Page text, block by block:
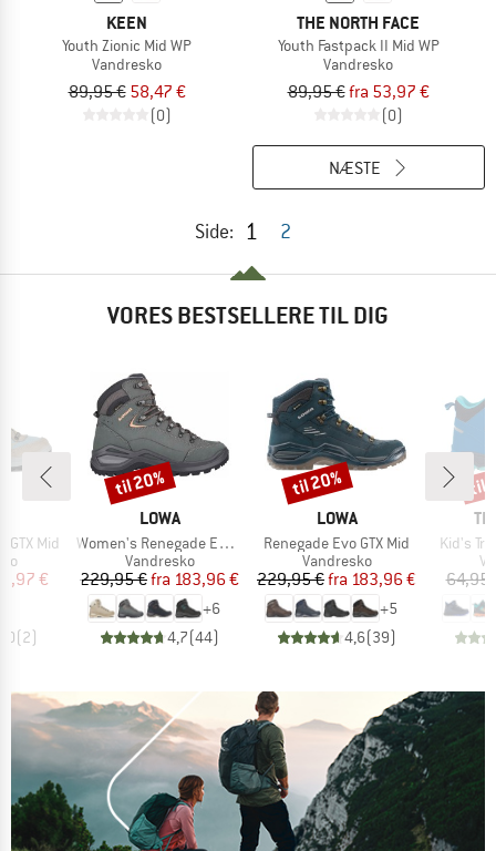
KEEN
Youth Zionic Mid WP
Vandresko
89,95 € 58,47 €
(0)
THE NORTH FACE
Youth Fastpack II Mid WP
Vandresko
89,95 €fra 53,97 €
(0)
Side: 1 2
NÆSTE
VORES BESTSELLERE TIL DIG
GTX Mid
pris
€
(2)
MÆRKE
LOWA
Artikel
Women's Renegade Evo GTX Mid
Produktgruppe
Vandresko
Pris
229,95 € Nedsat pris
fra 183,96 €
+6
4,7(44)
Rabat
til 20%
MÆRKE
LOWA
Artikel
Renegade Evo GTX Mid
Produktgruppe
Vandresko
Pris
229,95 € Nedsat pris
fra 183,96 €
+5
4,6(39)
Rabat
til 20%
Artikel
Kid's
64,95
til